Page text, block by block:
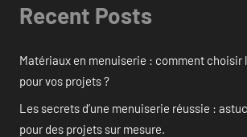
Recent Posts
Matériaux en menuiserie : comment choisir
pour vos projets ?
Les secrets d’une menuiserie réussie :
pour des projets sur mesure.